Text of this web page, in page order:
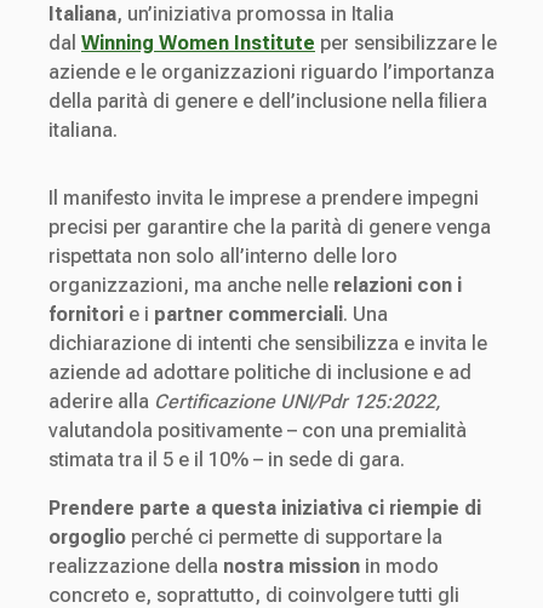
Italiana, un’iniziativa promossa in Italia
dal Winning Women Institute per sensibilizzare le
aziende e le organizzazioni riguardo l’importanza
della parità di genere e dell’inclusione nella filiera
italiana.
Il manifesto invita le imprese a prendere impegni
precisi per garantire che la parità di genere venga
rispettata non solo all’interno delle loro
organizzazioni, ma anche nelle relazioni con i
fornitori e i partner commerciali. Una
dichiarazione di intenti che sensibilizza e invita le
aziende ad adottare politiche di inclusione e ad
aderire alla Certificazione UNI/Pdr 125:2022,
valutandola positivamente – con una premialità
stimata tra il 5 e il 10% – in sede di gara.
Prendere parte a questa iniziativa ci riempie di
orgoglio perché ci permette di supportare la
realizzazione della nostra mission in modo
concreto e, soprattutto, di coinvolgere tutti gli